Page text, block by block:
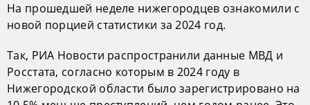
На прошедшей неделе нижегородцев ознакомили с
новой порцией статистики за 2024 год.
Так, РИА Новости распространили данные МВД и
Росстата, согласно которым в 2024 году в
Нижегородской области было зарегистрировано на